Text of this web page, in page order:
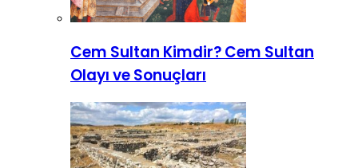
Cem Sultan Kimdir? Cem Sultan
Olayı ve Sonuçları